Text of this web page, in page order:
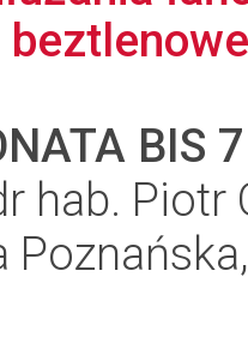
BIS 7
hab. Piotr